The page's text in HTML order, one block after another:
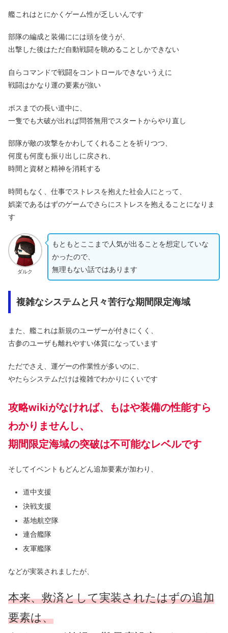
艦これはとにかくゲーム性が乏しいんです
部隊の編成と装備にには頭を使うが、
出撃した後はただ自動戦闘を眺めることしかできない
自らコマンドで戦闘をコントロールできないうえに
戦闘はかなり運の要素が強い
ボスまでの長い道中に、
一隻でも大破が出れば問答無用でスタートからやり直し
部隊が敵の攻撃をかわしてくれることを祈りつつ、
何度も何度も振り出しに戻され、
時間と資材と精神を消耗する
時間もなく、仕事でストレスを抱えた社会人にとって、
娯楽であるはずのゲームでさらにストレスを抱えることになりま
す
ダルク
もともとここまで人気が出ることを想定していな
かったので、
無理もない話ではあります
複雑なシステムと只々苦行な期間限定海域
また、艦これは新規のユーザーが付きにくく、
古参のユーザも離れやすい体質になっています
ただでさえ、運ゲーの作業性が多いのに、
やたらシステムだけは複雑でわかりにくいです
攻略wikiがなければ、もはや装備の性能すら
わかりませんし、
期間限定海域の突破は不可能なレベルです
そしてイベントもどんどん追加要素が加わり、
道中支援
決戦支援
基地航空隊
連合艦隊
友軍艦隊
などが実装されましたが、
本来、救済として実装されたはずの追加
要素は、